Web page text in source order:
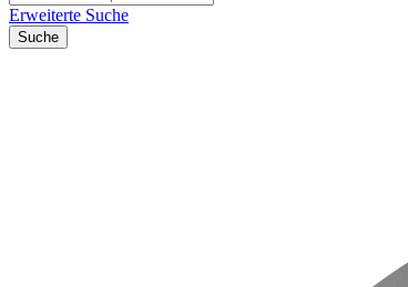
Erweiterte Suche
Suche